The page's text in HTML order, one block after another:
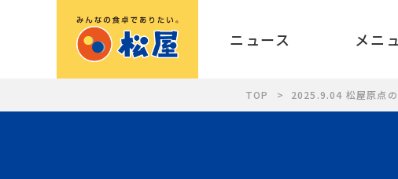
ニュース メニ
TOP 2025.9.04 松屋原点